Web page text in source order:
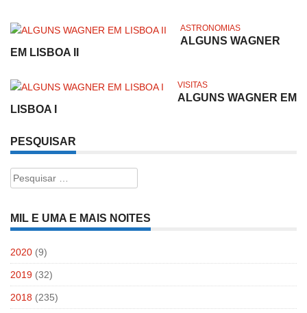
ASTRONOMIAS
ALGUNS WAGNER
EM LISBOA II
VISITAS
ALGUNS WAGNER EM
LISBOA I
PESQUISAR
Pesquisar
por:
MIL E UMA E MAIS NOITES
2020 (9)
2019 (32)
2018 (235)